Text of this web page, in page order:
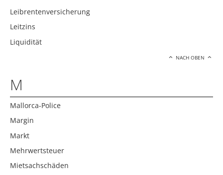
Leibrentenversicherung
Leitzins
Liquidität
NACH OBEN
M
Mallorca-Police
Margin
Markt
Mehrwertsteuer
Mietsachschäden